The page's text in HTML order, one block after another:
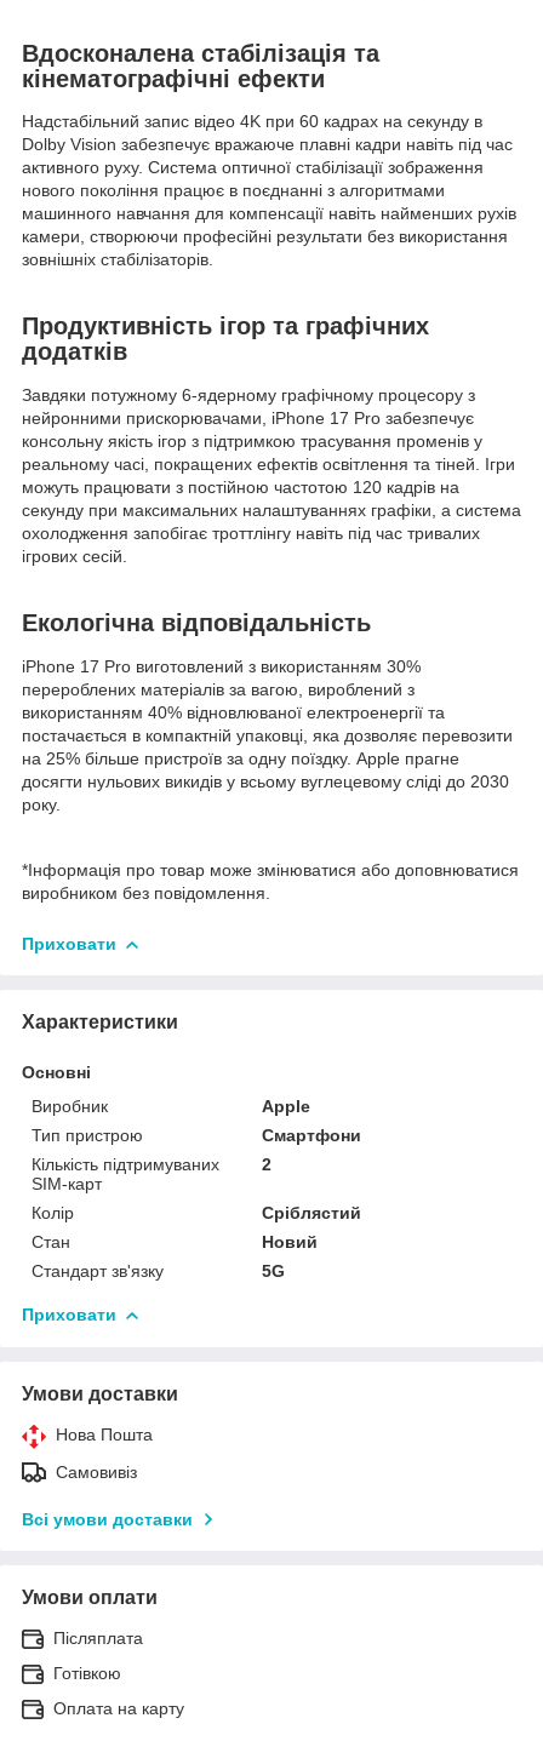
Вдосконалена стабілізація та
кінематографічні ефекти
Надстабільний запис відео 4K при 60 кадрах на секунду в
Dolby Vision забезпечує вражаюче плавні кадри навіть під час
активного руху. Система оптичної стабілізації зображення
нового покоління працює в поєднанні з алгоритмами
машинного навчання для компенсації навіть найменших рухів
камери, створюючи професійні результати без використання
зовнішніх стабілізаторів.
Продуктивність ігор та графічних
додатків
Завдяки потужному 6-ядерному графічному процесору з
нейронними прискорювачами, iPhone 17 Pro забезпечує
консольну якість ігор з підтримкою трасування променів у
реальному часі, покращених ефектів освітлення та тіней. Ігри
можуть працювати з постійною частотою 120 кадрів на
секунду при максимальних налаштуваннях графіки, а система
охолодження запобігає троттлінгу навіть під час тривалих
ігрових сесій.
Екологічна відповідальність
iPhone 17 Pro виготовлений з використанням 30%
перероблених матеріалів за вагою, вироблений з
використанням 40% відновлюваної електроенергії та
постачається в компактній упаковці, яка дозволяє перевозити
на 25% більше пристроїв за одну поїздку. Apple прагне
досягти нульових викидів у всьому вуглецевому сліді до 2030
року.
*Інформація про товар може змінюватися або доповнюватися
виробником без повідомлення.
Приховати
Характеристики
Основні
Виробник
Apple
Тип пристрою
Смартфони
Кількість підтримуваних
SIM-карт
2
Колір
Сріблястий
Стан
Новий
Стандарт зв'язку
5G
Приховати
Умови доставки
Нова Пошта
Самовивіз
Всі умови доставки
Умови оплати
Післяплата
Готівкою
Оплата на карту